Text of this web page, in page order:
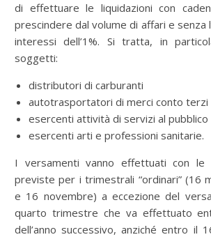
di effettuare le liquidazioni con
prescindere dal volume di affari e senza
interessi dell’1%. Si tratta, in
soggetti:
distributori di carburanti
autotrasportatori di merci conto terzi
esercenti attività di servizi al pubblico
esercenti arti e professioni sanitarie.
I versamenti vanno effettuati con le
previste per i trimestrali “ordinari” (16
e 16 novembre) a eccezione del
quarto trimestre che va effettuato
dell’anno successivo, anziché entro il